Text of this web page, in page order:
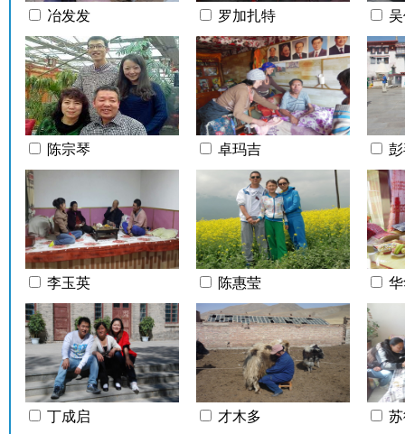
冶发发 罗加扎特
陈宗琴 卓玛吉
李玉英 陈惠莹
丁成启 才木多